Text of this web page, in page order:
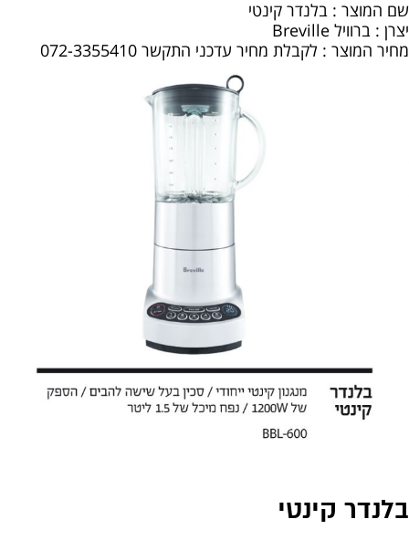
שם המוצר : בלנדר קינטי
יצרן : ברוויל Breville
מחיר המוצר : לקבלת מחיר עדכני התקשר 072-3355410
בלנדר קינטי